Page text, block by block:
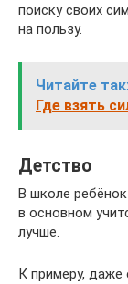
поиску своих
на пользу.
Читайте
Где взять
Детство
В школе
в основном
лучше.
К примеру, даже